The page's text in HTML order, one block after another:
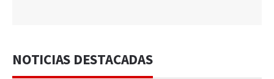
NOTICIAS DESTACADAS